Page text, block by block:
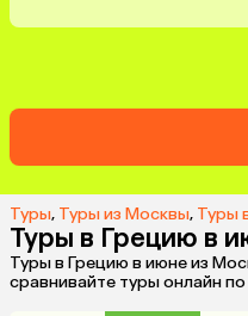
Туры, Туры из Москвы, Туры
Туры в Грецию в
Туры в Грецию в июне из
сравнивайте туры онлайн